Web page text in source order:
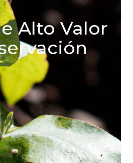
Alto Valor